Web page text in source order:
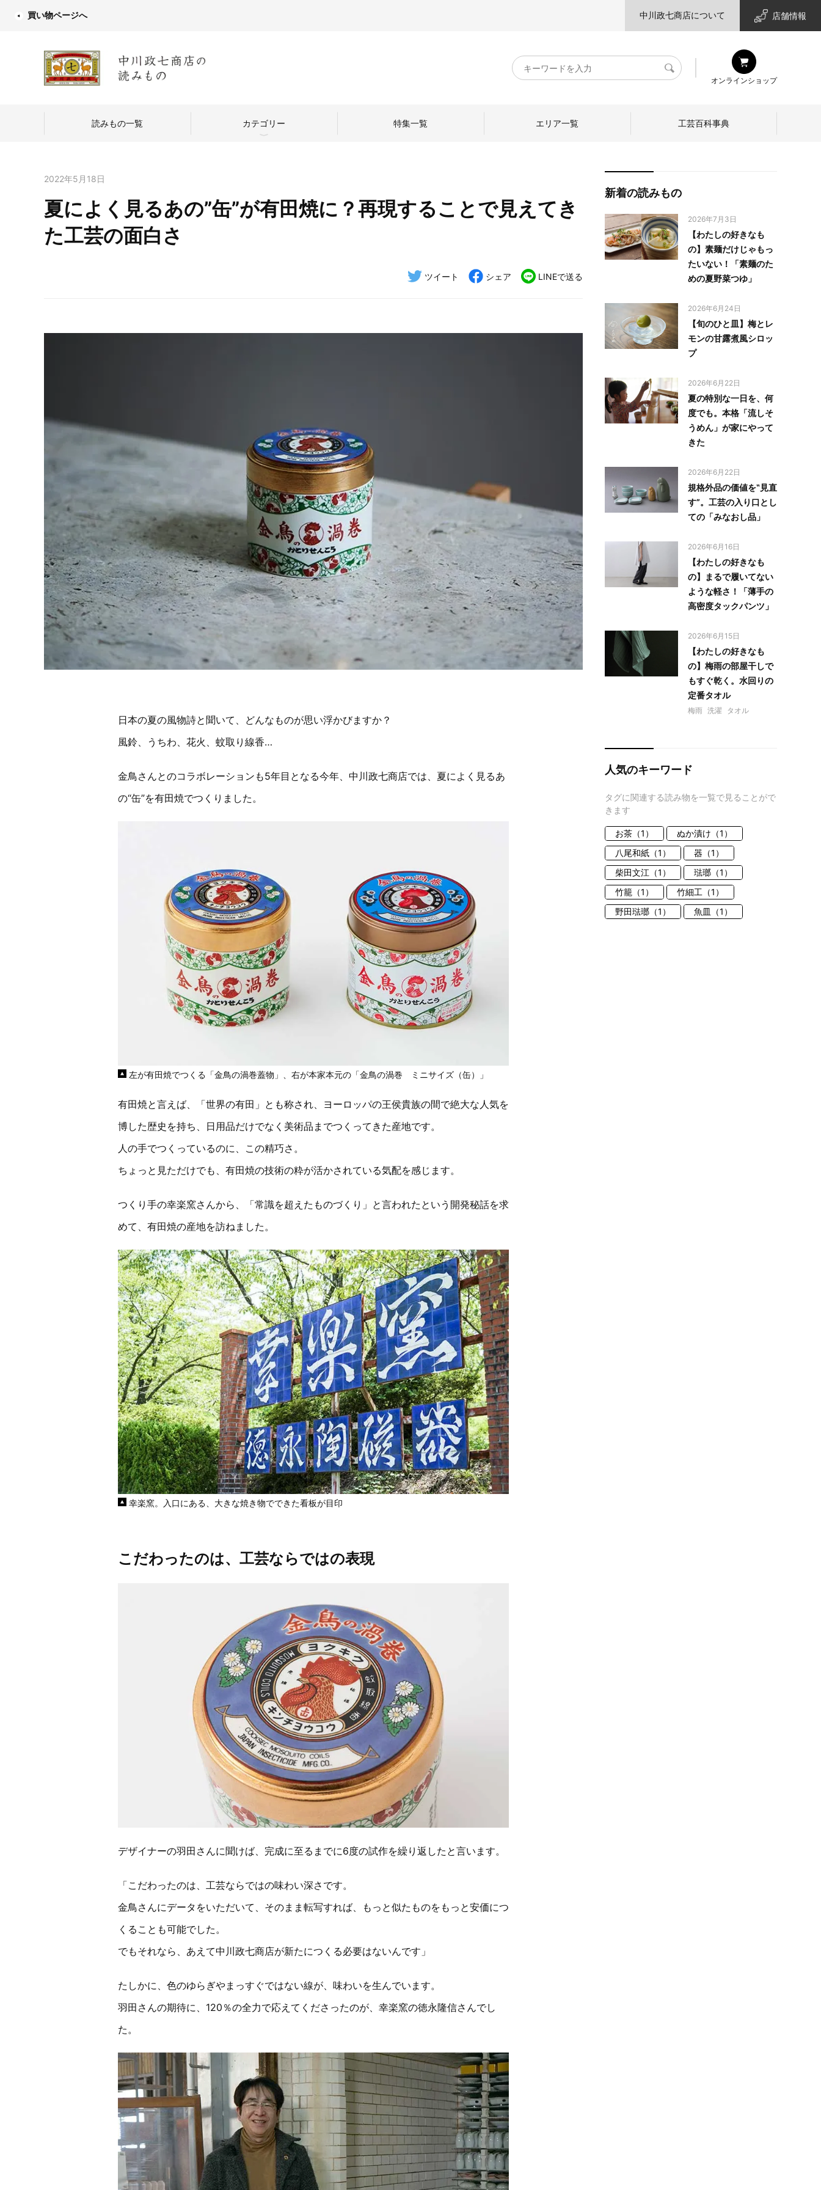
買い物ページへ 中川政七商店について 店舗情報
キ
ー
検
オンラインショップ
読みもの一覧 カテゴリー
中川政七商店のものづくり 日本の暮らし 中川政七商店のひと
特集一覧 エリア一覧 工芸百科事典
2022年5月18日
夏によく見るあの”缶”が有田焼に？再現することで見えてき
た工芸の面白さ
ツイート シェア LINEで送る
日本の夏の風物詩と聞いて、どんなものが思い浮かびますか？
風鈴、うちわ、花火、蚊取り線香…
金鳥さんとのコラボレーションも5年目となる今年、中川政七商店では、夏によく見るあ
の“缶”を有田焼でつくりました。
左が有田焼でつくる「金鳥の渦巻蓋物」、右が本家本元の「金鳥の渦巻 ミニサイズ（缶）」
有田焼と言えば、「世界の有田」とも称され、ヨーロッパの王侯貴族の間で絶大な人気を
博した歴史を持ち、日用品だけでなく美術品までつくってきた産地です。
人の手でつくっているのに、この精巧さ。
ちょっと見ただけでも、有田焼の技術の粋が活かされている気配を感じます。
つくり手の幸楽窯さんから、「常識を超えたものづくり」と言われたという開発秘話を求
めて、有田焼の産地を訪ねました。
幸楽窯。入口にある、大きな焼き物でできた看板が目印
こだわったのは、工芸ならではの表現
デザイナーの羽田さんに聞けば、完成に至るまでに6度の試作を繰り返したと言います。
「こだわったのは、工芸ならではの味わい深さです。
金鳥さんにデータをいただいて、そのまま転写すれば、もっと似たものをもっと安価につ
くることも可能でした。
でもそれなら、あえて中川政七商店が新たにつくる必要はないんです」
たしかに、色のゆらぎやまっすぐではない線が、味わいを生んでいます。
羽田さんの期待に、120％の全力で応えてくださったのが、幸楽窯の徳永隆信さんでし
た。
新着の読みもの
2026年7月3日
【わたしの好きなも
の】素麺だけじゃもっ
たいない！「素麺のた
めの夏野菜つゆ」
2026年6月24日
【旬のひと皿】梅とレ
モンの甘露煮風シロッ
プ
2026年6月22日
夏の特別な一日を、何
度でも。本格「流しそ
うめん」が家にやって
きた
2026年6月22日
規格外品の価値を‟見直
す”。工芸の入り口とし
ての「みなおし品」
2026年6月16日
【わたしの好きなも
の】まるで履いてない
ような軽さ！「薄手の
高密度タックパンツ」
2026年6月15日
【わたしの好きなも
の】梅雨の部屋干しで
もすぐ乾く。水回りの
定番タオル
梅雨 洗濯 タオル
人気のキーワード
タグに関連する読み物を一覧で見ることがで
きます
お茶（1）
ぬか漬け（1）
八尾和紙（1）
器（1）
柴田文江（1）
琺瑯（1）
竹籠（1）
竹細工（1）
野田琺瑯（1）
魚皿（1）